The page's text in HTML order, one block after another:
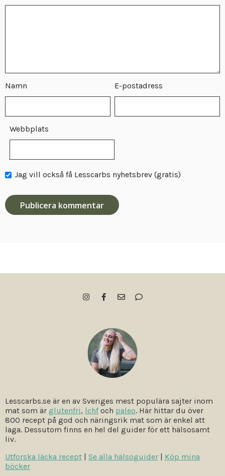
Namn E-postadress
Webbplats
Jag vill också få Lesscarbs nyhetsbrev (gratis)
Lesscarbs.se är en av Sveriges mest populära sajter inom
mat som är glutenfri, lchfoch paleo. Här hittar du över
800 recept på god och näringsrik mat som är enkel att
laga. Dessutom finns en hel del guider för ett hälsosamt
liv.
Utforska läcka recept | Se alla hälsoguider | Köp mina
böcker